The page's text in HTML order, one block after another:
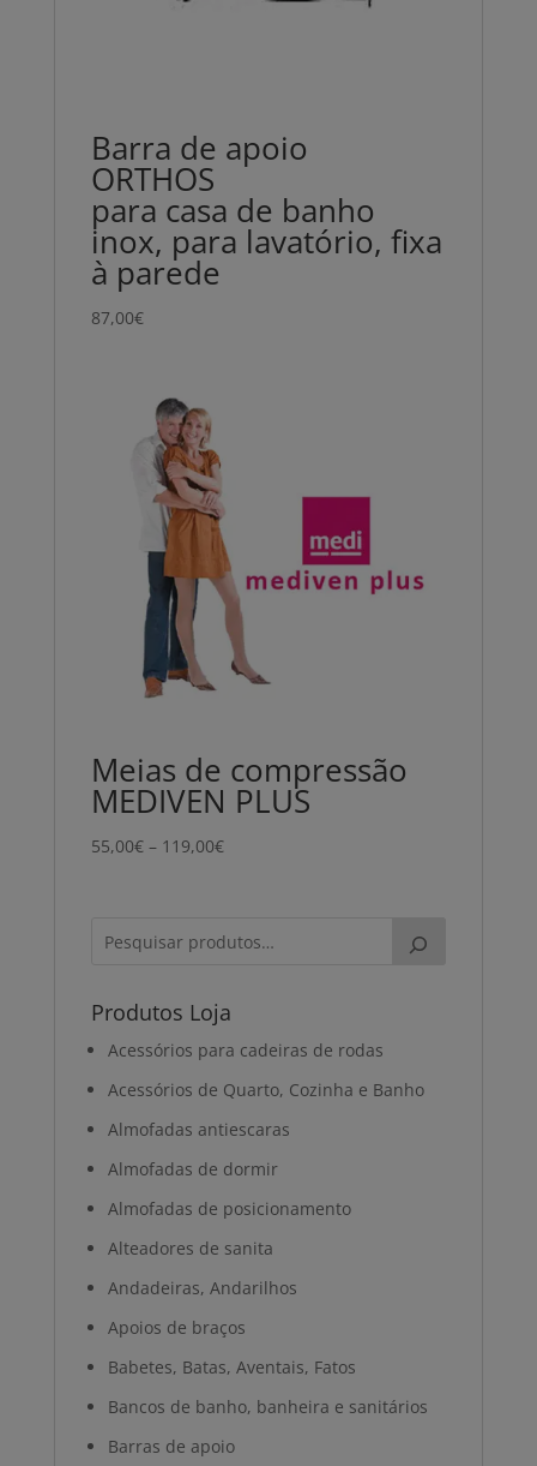
Barra de apoio
ORTHOS
para casa de banho
inox, para lavatório, fixa
à parede
87,00€
Meias de compressão
MEDIVEN PLUS
55,00€ – 119,00€Price
119,00€
Produtos Loja
Acessórios para cadeiras de rodas
Acessórios de Quarto, Cozinha e Banho
Almofadas antiescaras
Almofadas de dormir
Almofadas de posicionamento
Alteadores de sanita
Andadeiras, Andarilhos
Apoios de braços
Babetes, Batas, Aventais, Fatos
Bancos de banho, banheira e sanitários
Barras de apoio